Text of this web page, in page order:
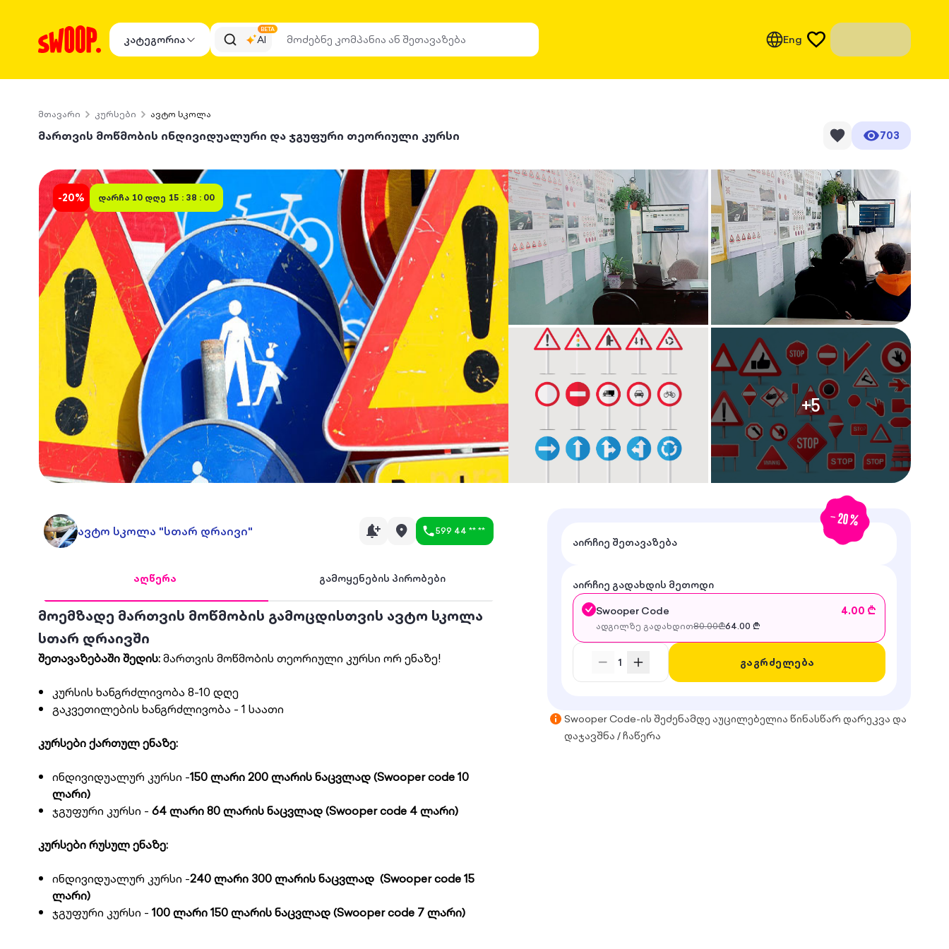
კატეგორია AI
BETA
Eng
მთავარი კურსები ავტო სკოლა
მართვის მოწმობის ინდივიდუალური და ჯგუფური თეორიული კურსი 703
+5
-20% დარჩა 10 დღე 15 : 38 : 00
ავტო სკოლა "სთარ დრაივი" 599 44 ** **
აღწერა გამოყენების პირობები
მოემზადე მართვის მოწმობის გამოცდისთვის ავტო სკოლა
სთარ დრაივში
შეთავაზებაში შედის:მართვის მოწმობის თეორიული კურსი ორ ენაზე!
კურსის ხანგრძლივობა 8-10 დღე
გაკვეთილების ხანგრძლივობა - 1 საათი
კურსები ქართულ ენაზე:
ინდივიდუალურ კურსი -150 ლარი200 ლარის ნაცვლად(Swooper code 10
ლარი)
ჯგუფური კურსი - 64 ლარი80ლარის ნაცვლად(Swooper code 4 ლარი)
კურსები რუსულ ენაზე:
ინდივიდუალურ კურსი -240 ლარი 300ლარის ნაცვლად (Swooper code 15
ლარი)
ჯგუფური კურსი - 100 ლარი150ლარის ნაცვლად(Swooper code 7 ლარი)
-20%
აირჩიე შეთავაზება
აირჩიე გადახდის მეთოდი
Swooper Code
4.00 ₾
ადგილზე გადახდით80.00₾64.00 ₾
1 გაგრძელება
Swooper Code-ის შეძენამდე აუცილებელია წინასწარ დარეკვა და
დაჯავშნა / ჩაწერა